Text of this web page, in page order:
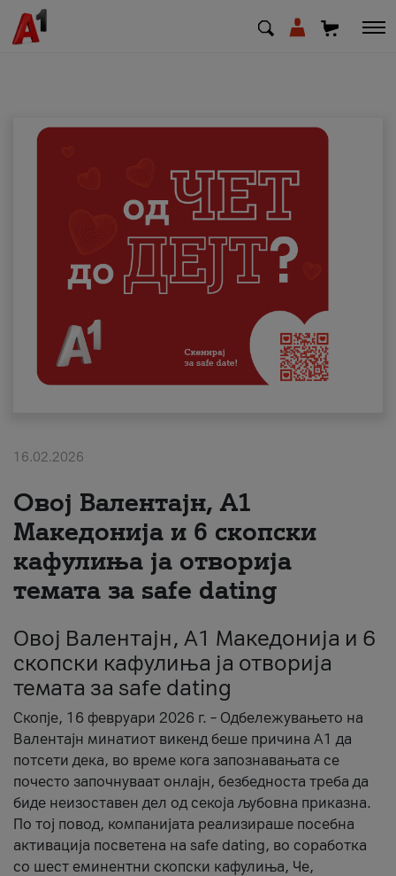
Деловни
Поддршка
Надополни кредит
Плати сметка
#ПодобарОнлајн
16.02.2026
Овој Валентајн, A1
Македонија и 6 скопски
кафулиња ја отворија
темата за safe dating
Овој Валентајн, A1 Македонија и 6
скопски кафулиња ја отворија
темата за safe dating
Скопје, 16 февруари 2026 г. – Одбележувањето на
Валентајн минатиот викенд беше причина А1 да
потсети дека, во време кога запознавањата се
почесто започнуваат онлајн, безбедноста треба да
биде неизоставен дел од секоја љубовна приказна.
По тој повод, компанијата реализираше посебна
активација посветена на safe dating, во соработка
со шест еминентни скопски кафулиња, Че,